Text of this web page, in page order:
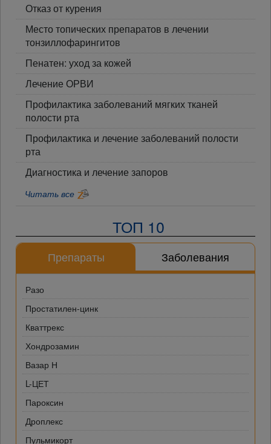
Отказ от курения
Место топических препаратов в лечении
тонзиллофарингитов
Пенатен: уход за кожей
Лечение ОРВИ
Профилактика заболеваний мягких тканей
полости рта
Профилактика и лечение заболеваний полости
рта
Диагностика и лечение запоров
Читать все
ТОП 10
Препараты Заболевания
Разо
Простатилен-цинк
Кваттрекс
Хондрозамин
Вазар Н
L-ЦЕТ
Пароксин
Дроплекс
Пульмикорт